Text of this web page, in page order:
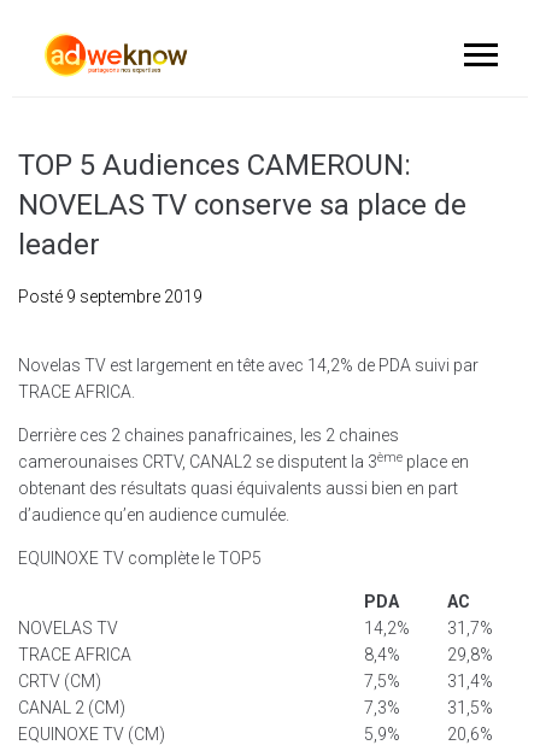
TOP 5 Audiences CAMEROUN:
NOVELAS TV conserve sa place de
leader
Posté 9 septembre 2019
Novelas TV est largement en tête avec 14,2% de PDA suivi par
TRACE AFRICA.
Derrière ces 2 chaines panafricaines, les 2 chaines
camerounaises CRTV, CANAL2 se disputent la 3ème place en
obtenant des résultats quasi équivalents aussi bien en part
d’audience qu’en audience cumulée.
EQUINOXE TV complète le TOP5
PDA
AC
NOVELAS TV
14,2%
31,7%
TRACE AFRICA
8,4%
29,8%
CRTV (CM)
7,5%
31,4%
CANAL 2 (CM)
7,3%
31,5%
EQUINOXE TV (CM)
5,9% 20,6%